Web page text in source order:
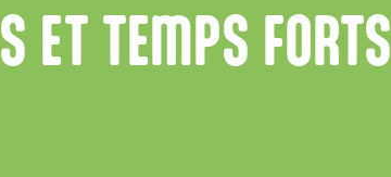
ET TEMPS FORTS